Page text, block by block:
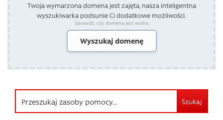
Twoja wymarzona domena jest zajęta, nasza inteligentna
wyszukiwarka podsunie Ci dodatkowe możliwości.
Sprawdź, czy domena jest wolna
Wyszukaj domenę
Szukaj